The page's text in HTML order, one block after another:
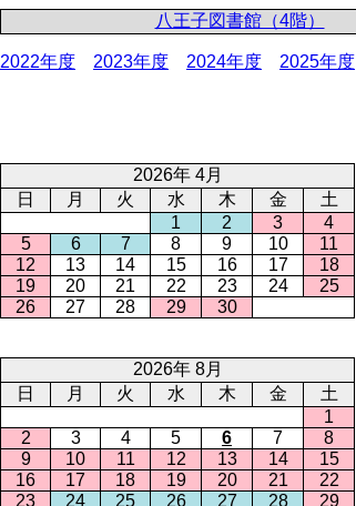
八王子図書館（4階）
2022年度 2023年度 2024年度 2025年度
2026年 4月
日
月 火 水 木 金
土
1
2 3
4
5
6 7 8 9 10
11
12
13 14 15 16 17
18
19
20 21 22 23 24
25
26
27 28 29 30
2026年 8月
日
月 火 水 木 金
土
1
2
3 4 5 6 7
8
9
10 11 12 13 14
15
16
17 18 19 20 21
22
23
24 25 26 27 28 29